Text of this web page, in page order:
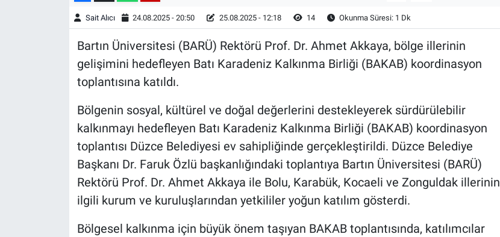
Sait Alıcı 24.08.2025 - 20:50 25.08.2025 - 12:18 14 Okunma Süresi: 1 Dk
Bartın Üniversitesi (BARÜ) Rektörü Prof. Dr. Ahmet Akkaya, bölge illerinin
gelişimini hedefleyen Batı Karadeniz Kalkınma Birliği (BAKAB) koordinasyon
toplantısına katıldı.
Bölgenin sosyal, kültürel ve doğal değerlerini destekleyerek sürdürülebilir
kalkınmayı hedefleyen Batı Karadeniz Kalkınma Birliği (BAKAB) koordinasyon
toplantısı Düzce Belediyesi ev sahipliğinde gerçekleştirildi. Düzce Belediye
Başkanı Dr. Faruk Özlü başkanlığındaki toplantıya Bartın Üniversitesi (BARÜ)
Rektörü Prof. Dr. Ahmet Akkaya ile Bolu, Karabük, Kocaeli ve Zonguldak illerinin
ilgili kurum ve kuruluşlarından yetkililer yoğun katılım gösterdi.
Bölgesel kalkınma için büyük önem taşıyan BAKAB toplantısında, katılımcılar